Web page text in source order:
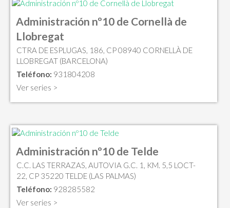
Administración nº10 de Cornellà de
Llobregat
CTRA DE ESPLUGAS, 186, CP 08940 CORNELLÀ DE
LLOBREGAT (BARCELONA)
Teléfono: 931804208
Ver series >
Administración nº10 de Telde
C.C. LAS TERRAZAS, AUTOVIA G.C. 1, KM. 5,5 LOCT-
22, CP 35220 TELDE (LAS PALMAS)
Teléfono: 928285582
Ver series >